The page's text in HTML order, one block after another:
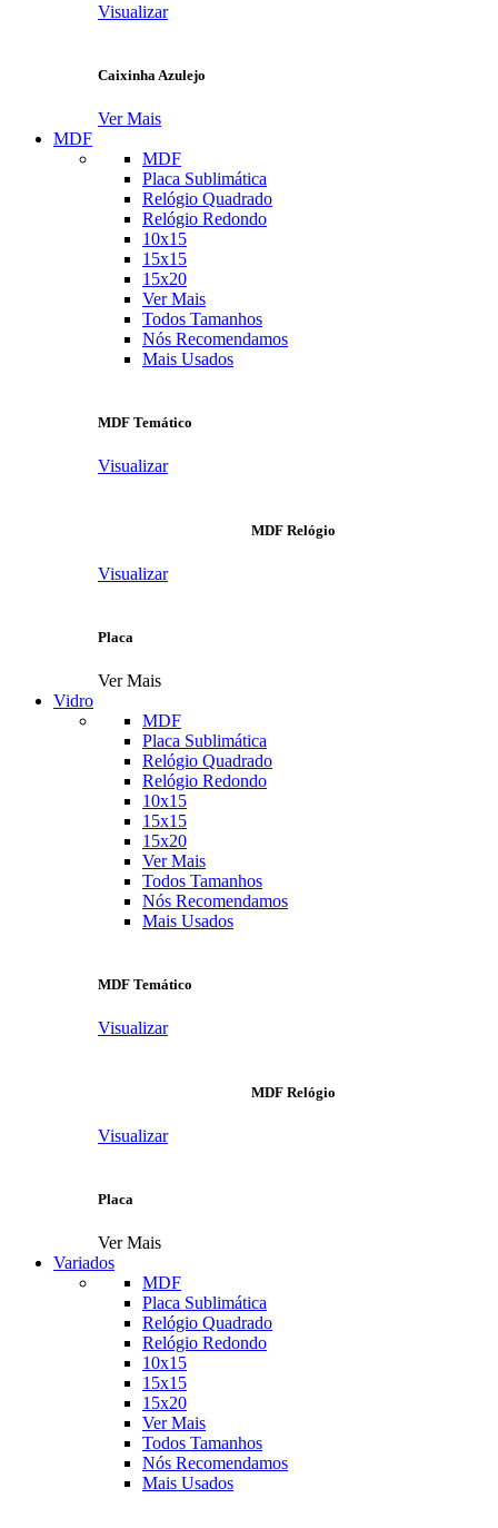
Visualizar
Caixinha Azulejo
Ver Mais
MDF
MDF
Placa Sublimática
Relógio Quadrado
Relógio Redondo
10x15
15x15
15x20
Ver Mais
Todos Tamanhos
Nós Recomendamos
Mais Usados
MDF Temático
Visualizar
MDF Relógio
Visualizar
Placa
Ver Mais
Vidro
MDF
Placa Sublimática
Relógio Quadrado
Relógio Redondo
10x15
15x15
15x20
Ver Mais
Todos Tamanhos
Nós Recomendamos
Mais Usados
MDF Temático
Visualizar
MDF Relógio
Visualizar
Placa
Ver Mais
Variados
MDF
Placa Sublimática
Relógio Quadrado
Relógio Redondo
10x15
15x15
15x20
Ver Mais
Todos Tamanhos
Nós Recomendamos
Mais Usados